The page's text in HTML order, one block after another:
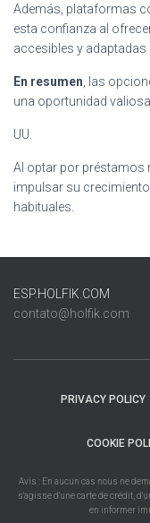
Además, plataformas
esta confianza al
accesibles y adaptadas
En resumen , las
una oportunidad
UU.
Al optar por préstamos
impulsar su
habituales.
ESP.HOLFIK.COM
contato@holfik.com
PRIVACY POLICY
COOKIE
Avis : En aucun cas nous ne
s'agisse d'une carte de crédit,
en informer